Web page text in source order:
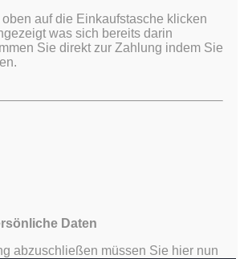
auf die Einkaufstasche klicken
was sich bereits darin
Sie direkt zur Zahlung indem Sie
Daten
abzuschließen müssen Sie hier nun